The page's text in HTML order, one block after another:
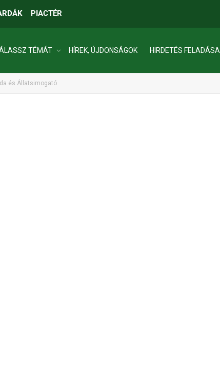
PIACTÉR
TÉMÁT HÍREK, ÚJDONSÁGOK HIRDETÉS FELADÁSA
és Állatsimogató